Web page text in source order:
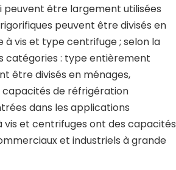
peuvent être largement utilisées
peuvent être divisés en
vis et type centrifuge ; selon la
catégories : type entièrement
être divisés en ménages,
capacités de réfrigération
dans les applications
et centrifuges ont des capacités
et industriels à grande